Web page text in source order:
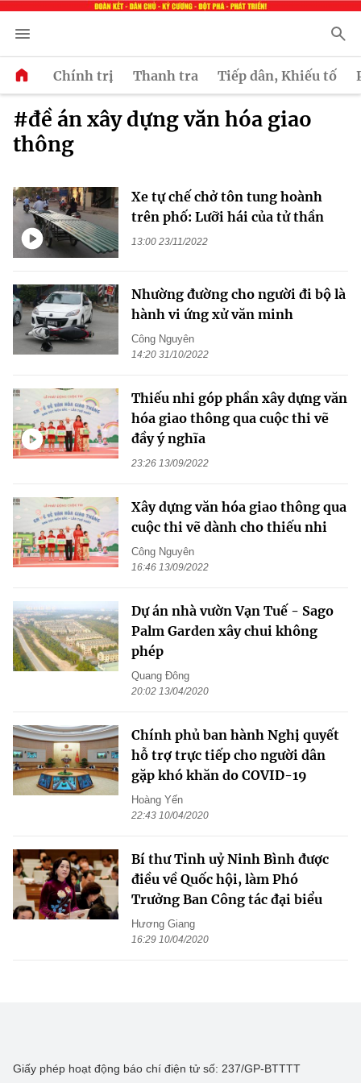
Chính trị Thanh tra Tiếp dân, Khiếu tố
#đề án xây dựng văn hóa giao
thông
Xe tự chế chở tôn tung hoành
trên phố: Lưỡi hái của tử thần
13:00 23/11/2022
Nhường đường cho người đi bộ là
hành vi ứng xử văn minh
Công Nguyên
14:20 31/10/2022
Thiếu nhi góp phần xây dựng văn
hóa giao thông qua cuộc thi vẽ
đầy ý nghĩa
23:26 13/09/2022
Xây dựng văn hóa giao thông qua
cuộc thi vẽ dành cho thiếu nhi
Công Nguyên
16:46 13/09/2022
Dự án nhà vườn Vạn Tuế - Sago
Palm Garden xây chui không
phép
Quang Đông
20:02 13/04/2020
Chính phủ ban hành Nghị quyết
hỗ trợ trực tiếp cho người dân
gặp khó khăn do COVID-19
Hoàng Yến
22:43 10/04/2020
Bí thư Tỉnh uỷ Ninh Bình được
điều về Quốc hội, làm Phó
Trưởng Ban Công tác đại biểu
Hương Giang
16:29 10/04/2020
Giấy phép hoạt động báo chí điện tử số: 237/GP-BTTTT